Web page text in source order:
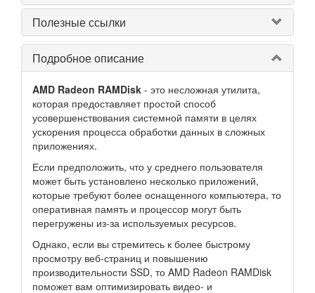
Полезные ссылки
Подробное описание
AMD Radeon RAMDisk - это несложная утилита,
которая предоставляет простой способ
усовершенствования системной памяти в целях
ускорения процесса обработки данных в сложных
приложениях.
Если предположить, что у среднего пользователя
может быть установлено несколько приложений,
которые требуют более оснащенного компьютера, то
оперативная память и процессор могут быть
перегружены из-за используемых ресурсов.
Однако, если вы стремитесь к более быстрому
просмотру веб-страниц и повышению
производительности SSD, то AMD Radeon RAMDisk
поможет вам оптимизировать видео- и